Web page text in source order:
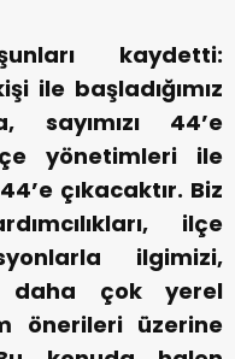
kaydetti:
ile başladığımız
sayımızı 44’e
yönetimleri ile
çıkacaktır. Biz
ilçe
ilgimizi,
daha çok yerel
önerileri üzerine